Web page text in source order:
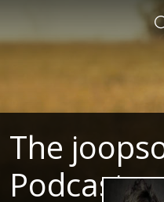
The
Podcast